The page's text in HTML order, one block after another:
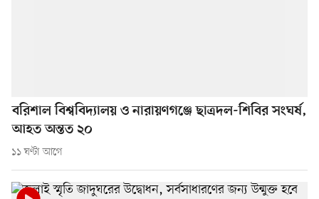
বরিশাল বিশ্ববিদ্যালয় ও নারায়ণগঞ্জে ছাত্রদল-শিবির সংঘর্ষ,
আহত অন্তত ২০
১১ ঘণ্টা আগে